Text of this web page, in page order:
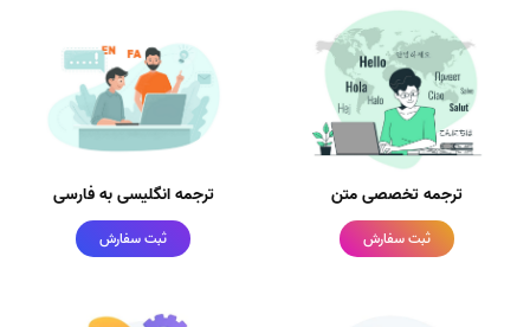
ترجمه تخصصی متن
ثبت سفارش
ترجمه انگلیسی به فارسی
ثبت سفارش